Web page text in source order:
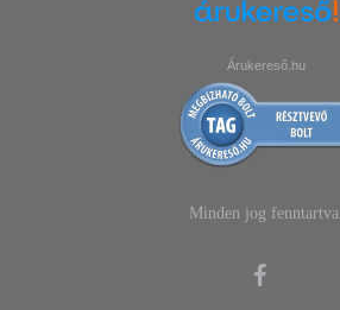
Árukereső.hu
Minden jog fenntartva.
facebook